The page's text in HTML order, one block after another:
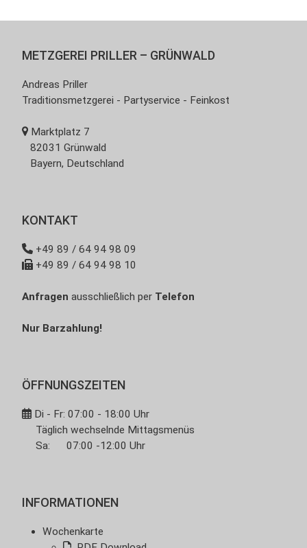
METZGEREI PRILLER – GRÜNWALD
Andreas Priller
Traditionsmetzgerei - Partyservice - Feinkost
Marktplatz 7
82031 Grünwald
Bayern, Deutschland
KONTAKT
+49 89 / 64 94 98 09
+49 89 / 64 94 98 10
Anfragen ausschließlich per Telefon
Nur Barzahlung!
ÖFFNUNGSZEITEN
Di - Fr: 07:00 - 18:00 Uhr
Täglich wechselnde Mittagsmenüs
Sa: 07:00 -12:00 Uhr
INFORMATIONEN
Wochenkarte